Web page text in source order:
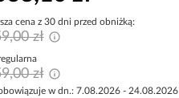
cena z 30 dni przed obniżką:
zł
zł
w dn.: 7.08.2026 - 24.08.2026